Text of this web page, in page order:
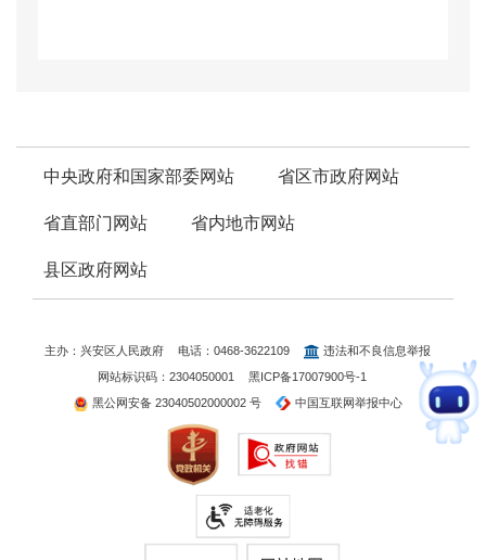
中央政府和国家部委网站 省区市政府网站
省直部门网站 省内地市网站
县区政府网站
主办：兴安区人民政府 电话：0468-3622109
违法和不良信息举报
网站标识码：2304050001
黑ICP备17007900号-1
黑公网安备 23040502000002 号
中国互联网举报中心